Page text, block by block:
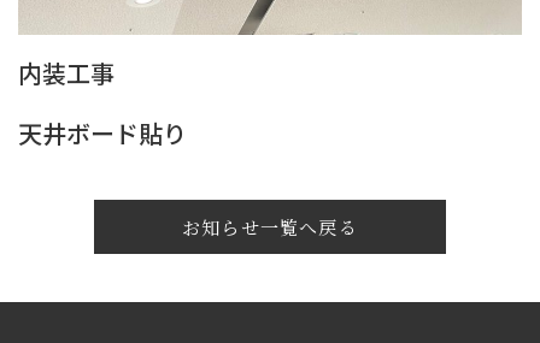
内装工事
天井ボード貼り
お知らせ一覧へ戻る